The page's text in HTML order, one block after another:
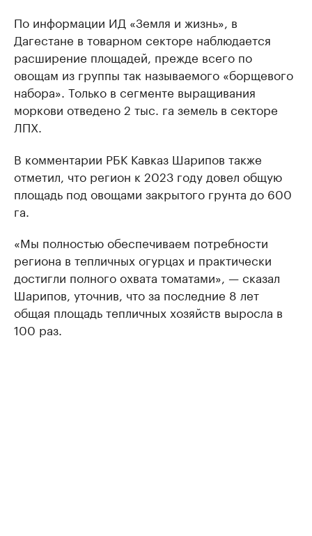
По информации ИД «Земля и жизнь», в
Дагестане в товарном секторе наблюдается
расширение площадей, прежде всего по
овощам из группы так называемого «борщевого
набора». Только в сегменте выращивания
моркови отведено 2 тыс. га земель в секторе
ЛПХ.
В комментарии РБК Кавказ Шарипов также
отметил, что регион к 2023 году довел общую
площадь под овощами закрытого грунта до 600
га.
«Мы полностью обеспечиваем потребности
региона в тепличных огурцах и практически
достигли полного охвата томатами», — сказал
Шарипов, уточнив, что за последние 8 лет
общая площадь тепличных хозяйств выросла в
100 раз.